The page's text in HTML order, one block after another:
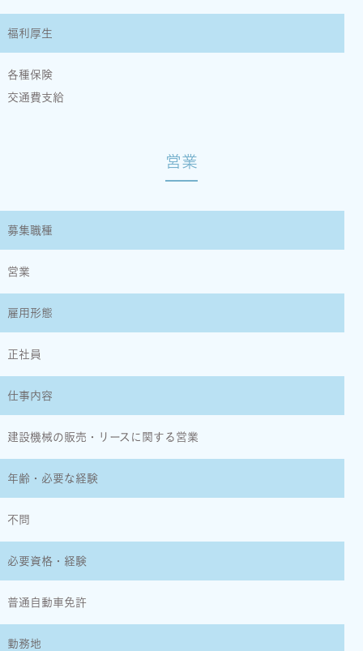
福利厚生
各種保険
交通費支給
営業
募集職種
営業
雇用形態
正社員
仕事内容
建設機械の販売・リースに関する営業
年齢・必要な経験
不問
必要資格・経験
普通自動車免許
勤務地